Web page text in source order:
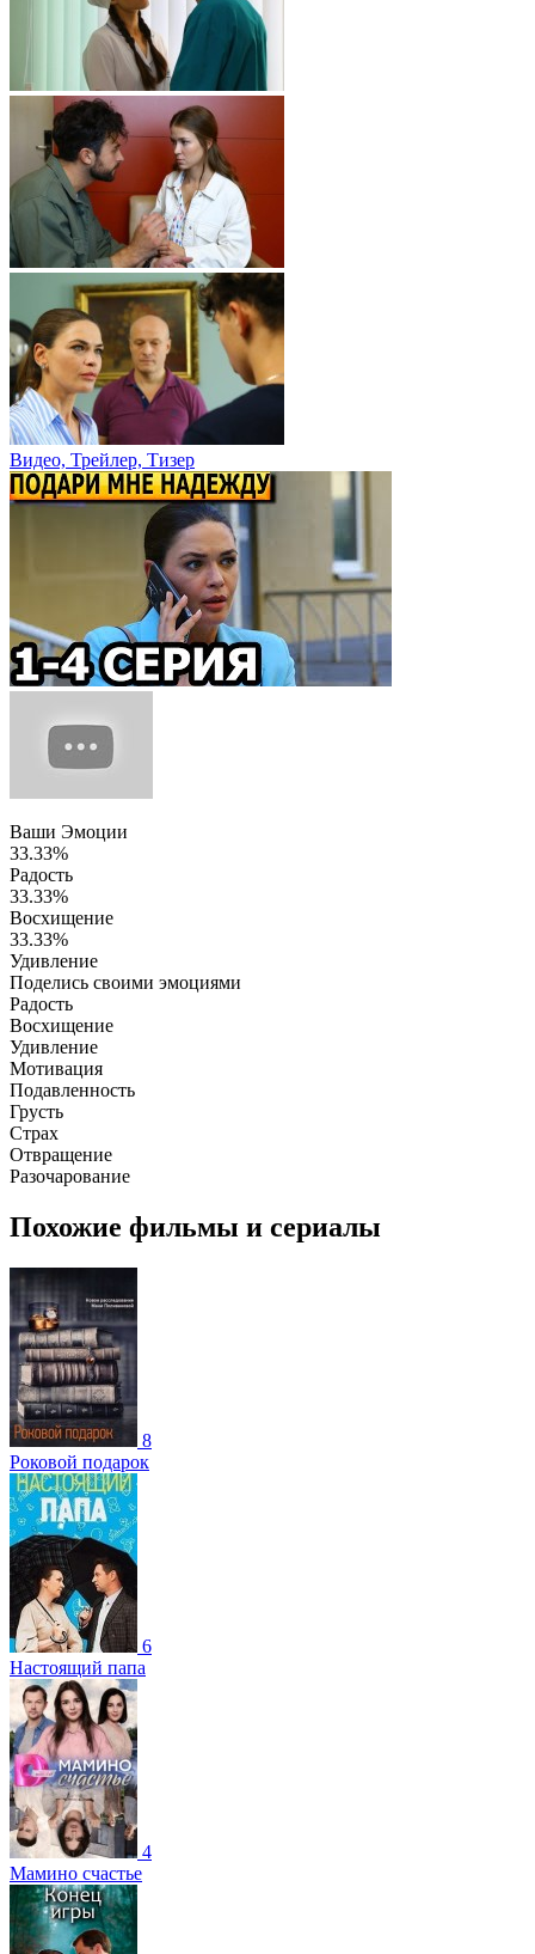
Видео, Трейлер, Тизер
Ваши Эмоции
33.33%
Радость
33.33%
Восхищение
33.33%
Удивление
Поделись своими эмоциями
Радость
Восхищение
Удивление
Мотивация
Подавленность
Грусть
Страх
Отвращение
Разочарование
Похожие фильмы и сериалы
8
Роковой подарок
6
Настоящий папа
4
Мамино счастье